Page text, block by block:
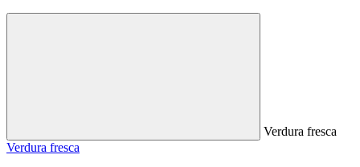
Verdura fresca
Verdura fresca